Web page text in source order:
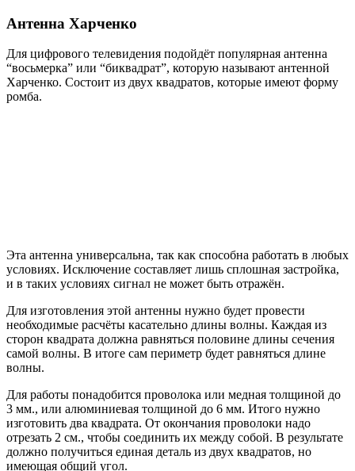
Антенна Харченко
Для цифрового телевидения подойдёт популярная антенна
“восьмерка” или “биквадрат”, которую называют антенной
Харченко. Состоит из двух квадратов, которые имеют форму
ромба.
Эта антенна универсальна, так как способна работать в любых
условиях. Исключение составляет лишь сплошная застройка,
и в таких условиях сигнал не может быть отражён.
Для изготовления этой антенны нужно будет провести
необходимые расчёты касательно длины волны. Каждая из
сторон квадрата должна равняться половине длины сечения
самой волны. В итоге сам периметр будет равняться длине
волны.
Для работы понадобится проволока или медная толщиной до
3 мм., или алюминиевая толщиной до 6 мм. Итого нужно
изготовить два квадрата. От окончания проволоки надо
отрезать 2 см., чтобы соединить их между собой. В результате
должно получиться единая деталь из двух квадратов, но
имеющая общий угол.